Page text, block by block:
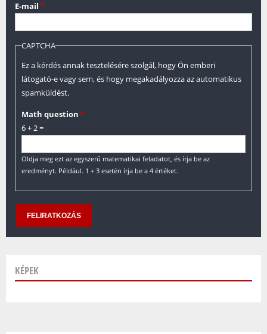
E-mail *
CAPTCHA
Ez a kérdés annak tesztelésére szolgál, hogy Ön emberi
látogató-e vagy sem, és hogy megakadályozza az automatikus
spamküldést.
Math question *
6 + 2 =
Oldja meg ezt az egyszerű matematikai feladatot, és írja be az
eredményt. Például. 1 + 3 esetén írja be a 4 értéket.
KÉPEK